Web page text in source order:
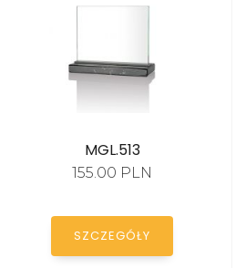
MGL.513
155.00 PLN
SZCZEGÓŁY